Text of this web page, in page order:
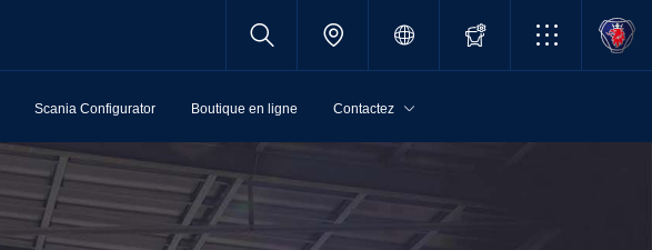
Scania Configurator Boutique en ligne Contactez